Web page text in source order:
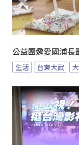
公益團邀愛國浦長
生活 台東大武